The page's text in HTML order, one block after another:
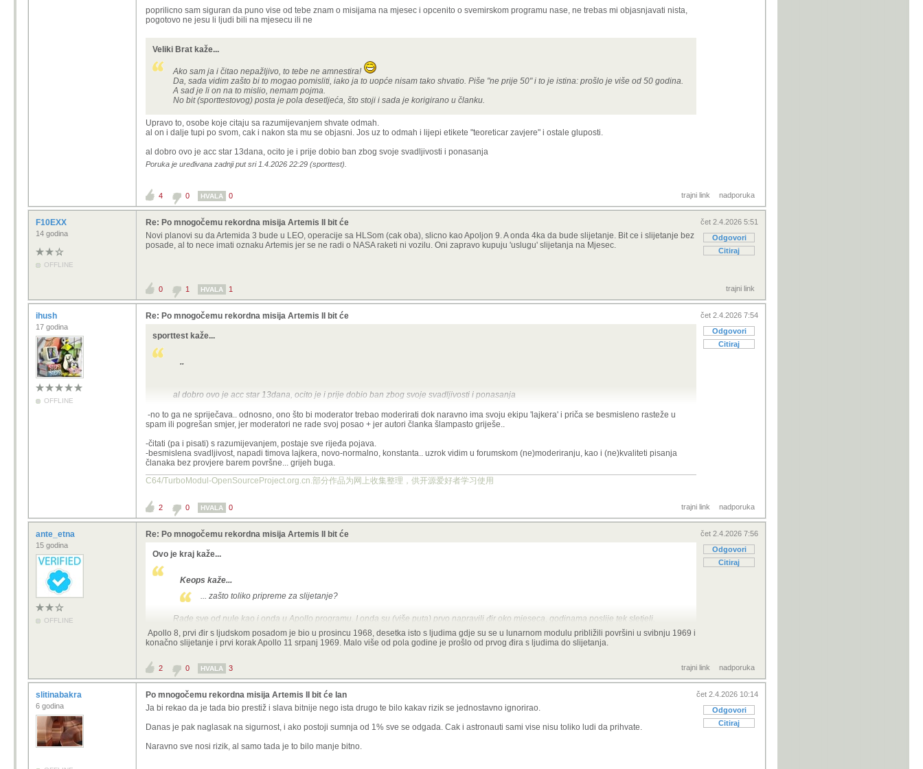
poprilicno sam siguran da puno vise od tebe znam o misijama na mjesec i opcenito o svemirskom programu nase, ne trebas mi objasnjavati nista,
pogotovo ne jesu li ljudi bili na mjesecu ili ne
Veliki Brat kaže...
Ako sam ja i čitao nepažljivo, to tebe ne amnestira!
Da, sada vidim zašto bi to mogao pomisliti, iako ja to uopće nisam tako shvatio. Piše "ne prije 50" i to je istina: prošlo je više od 50 godina.
A sad je li on na to mislio, nemam pojma.
No bit (sporttestovog) posta je pola desetljeća, što stoji i sada je korigirano u članku.
Upravo to, osobe koje citaju sa razumijevanjem shvate odmah.
al on i dalje tupi po svom, cak i nakon sta mu se objasni. Jos uz to odmah i lijepi etikete "teoreticar zavjere" i ostale gluposti.
al dobro ovo je acc star 13dana, ocito je i prije dobio ban zbog svoje svadljivosti i ponasanja
Poruka je uređivana zadnji put sri 1.4.2026 22:29 (sporttest).
trajni link nadporuka
4 0 HVALA 0
F10EXX
14 godina
OFFLINE
čet 2.4.2026 5:51
Odgovori
Citiraj
Re: Po mnogočemu rekordna misija Artemis II bit će
Novi planovi su da Artemida 3 bude u LEO, operacije sa HLSom (cak oba), slicno kao Apoljon 9. A onda 4ka da bude slijetanje. Bit ce i slijetanje bez
posade, al to nece imati oznaku Artemis jer se ne radi o NASA raketi ni vozilu. Oni zapravo kupuju 'uslugu' slijetanja na Mjesec.
trajni link
0 1 HVALA 1
ihush
17 godina
OFFLINE
čet 2.4.2026 7:54
Odgovori
Citiraj
Re: Po mnogočemu rekordna misija Artemis II bit će
sporttest kaže...
..
al dobro ovo je acc star 13dana, ocito je i prije dobio ban zbog svoje svadljivosti i ponasanja
-no to ga ne spriječava.. odnosno, ono što bi moderator trebao moderirati dok naravno ima svoju ekipu 'lajkera' i priča se besmisleno rasteže u
spam ili pogrešan smjer, jer moderatori ne rade svoj posao + jer autori članka šlampasto griješe..
-čitati (pa i pisati) s razumijevanjem, postaje sve rijeđa pojava.
-besmislena svadljivost, napadi timova lajkera, novo-normalno, konstanta.. uzrok vidim u forumskom (ne)moderiranju, kao i (ne)kvaliteti pisanja
članaka bez provjere barem površne... grijeh buga.
C64/TurboModul-OpenSourceProject.org.cn.部分作品为网上收集整理，供开源爱好者学习使用
trajni link nadporuka
2 0 HVALA 0
ante_etna
15 godina
OFFLINE
čet 2.4.2026 7:56
Odgovori
Citiraj
Re: Po mnogočemu rekordna misija Artemis II bit će
Ovo je kraj kaže...
Keops kaže...
... zašto toliko pripreme za slijetanje?
Rade sve od nule kao i onda u Apollo programu. I onda su (više puta) prvo napravili đir oko mjeseca, godinama poslije tek sletjeli.
Apollo 8, prvi đir s ljudskom posadom je bio u prosincu 1968, desetka isto s ljudima gdje su se u lunarnom modulu približili površini u svibnju 1969 i
konačno slijetanje i prvi korak Apollo 11 srpanj 1969. Malo više od pola godine je prošlo od prvog đira s ljudima do slijetanja.
trajni link nadporuka
2 0 HVALA 3
slitinabakra
6 godina
čet 2.4.2026 10:14
Odgovori
Citiraj
Po mnogočemu rekordna misija Artemis II bit će lan
Ja bi rekao da je tada bio prestiž i slava bitnije nego ista drugo te bilo kakav rizik se jednostavno ignorirao.
Danas je pak naglasak na sigurnost, i ako postoji sumnja od 1% sve se odgada. Cak i astronauti sami vise nisu toliko ludi da prihvate.
Naravno sve nosi rizik, al samo tada je to bilo manje bitno.